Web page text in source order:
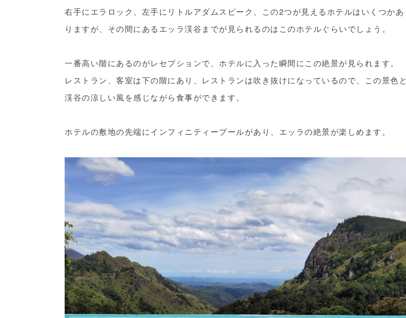
右手にエラロック、左手にリトルアダムスピーク、この2つが見えるホテルはいくつかあ
りますが、その間にあるエッラ渓谷までが見られるのはこのホテルぐらいでしょう。
一番高い階にあるのがレセプションで、ホテルに入った瞬間にこの絶景が見られます。
レストラン、客室は下の階にあり、レストランは吹き抜けになっているので、この景色と
渓谷の涼しい風を感じながら食事ができます。
ホテルの敷地の先端にインフィニティープールがあり、エッラの絶景が楽しめます。